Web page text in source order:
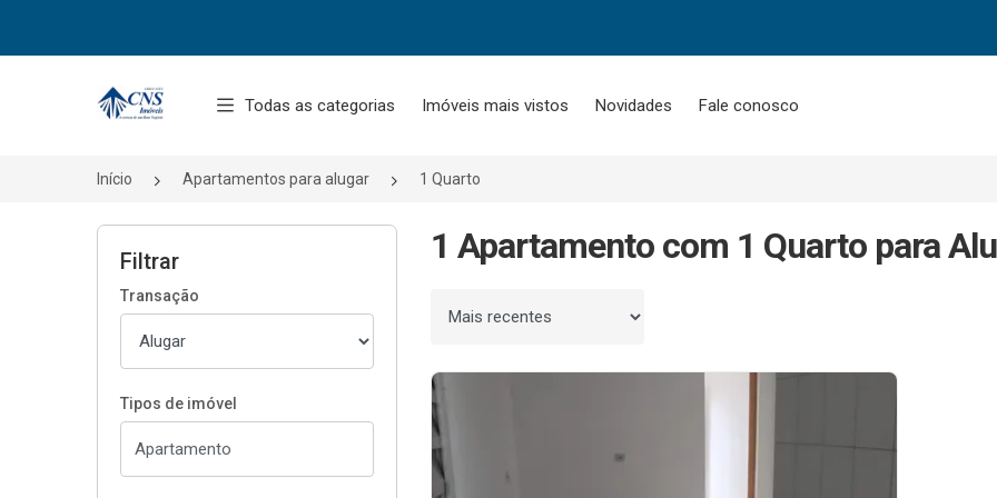
Página inicial
Todas as categorias Imóveis mais vistos Novidades Fale conosco
Início Apartamentos para alugar 1 Quarto
Filtrar
Transação
Tipos de imóvel
1 Apartamento com 1 Quarto para
Ordenar por